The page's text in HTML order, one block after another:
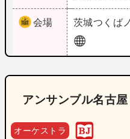
会場 茨城つくば
アンサンブル名古
オーケストラ